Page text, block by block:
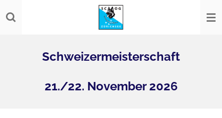
Hauptinhalt
Schweizermeisterschaft
21./22. November 2026